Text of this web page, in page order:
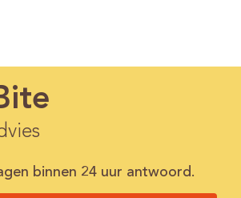
binnen 24 uur antwoord.